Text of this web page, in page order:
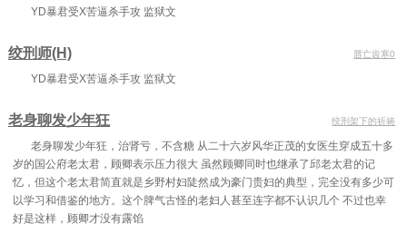
YD暴君受X苦逼杀手攻 监狱文
绞刑师(H) 唇亡齿寒0
YD暴君受X苦逼杀手攻 监狱文
老身聊发少年狂 绞刑架下的祈祷
老身聊发少年狂，治肾亏，不含糖 从二十六岁风华正茂的女医生穿成五十多
岁的国公府老太君，顾卿表示压力很大 虽然顾卿同时也继承了邱老太君的记
忆，但这个老太君简直就是乡野村妇陡然成为豪门贵妇的典型，完全没有多少可
以学习和借鉴的地方。这个脾气古怪的老妇人甚至连字都不认识几个 不过也幸
好是这样，顾卿才没有露馅